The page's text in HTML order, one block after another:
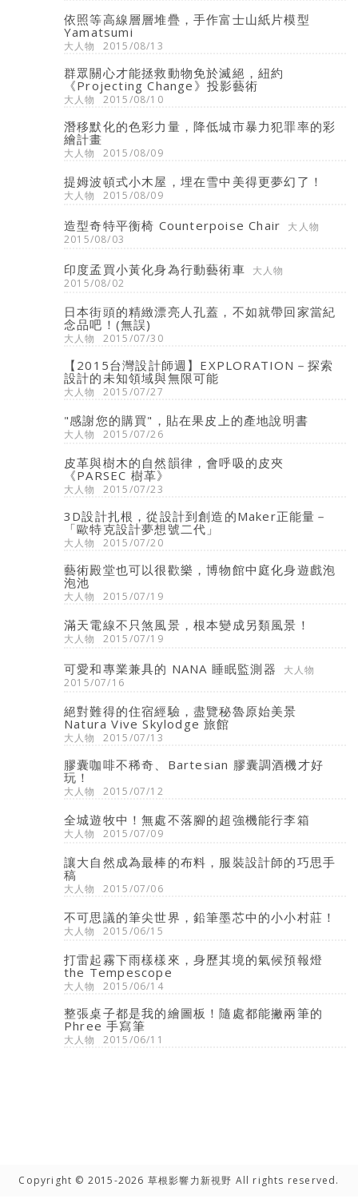
依照等高線層層堆疊，手作富士山紙片模型
Yamatsumi
大人物 2015/08/13
群眾關心才能拯救動物免於滅絕，紐約
《Projecting Change》投影藝術
大人物 2015/08/10
潛移默化的色彩力量，降低城市暴力犯罪率的彩
繪計畫
大人物 2015/08/09
提姆波頓式小木屋，埋在雪中美得更夢幻了！
大人物 2015/08/09
造型奇特平衡椅 Counterpoise Chair
大人物
2015/08/03
印度孟買小黃化身為行動藝術車
大人物
2015/08/02
日本街頭的精緻漂亮人孔蓋，不如就帶回家當紀
念品吧！(無誤)
大人物 2015/07/30
【2015台灣設計師週】EXPLORATION－探索
設計的未知領域與無限可能
大人物 2015/07/27
"感謝您的購買"，貼在果皮上的產地說明書
大人物 2015/07/26
皮革與樹木的自然韻律，會呼吸的皮夾
《PARSEC 樹革》
大人物 2015/07/23
3D設計扎根，從設計到創造的Maker正能量－
「歐特克設計夢想號二代」
大人物 2015/07/20
藝術殿堂也可以很歡樂，博物館中庭化身遊戲泡
泡池
大人物 2015/07/19
滿天電線不只煞風景，根本變成另類風景！
大人物 2015/07/19
可愛和專業兼具的 NANA 睡眠監測器
大人物
2015/07/16
絕對難得的住宿經驗，盡覽秘魯原始美景
Natura Vive Skylodge 旅館
大人物 2015/07/13
膠囊咖啡不稀奇、Bartesian 膠囊調酒機才好
玩！
大人物 2015/07/12
全城遊牧中！無處不落腳的超強機能行李箱
大人物 2015/07/09
讓大自然成為最棒的布料，服裝設計師的巧思手
稿
大人物 2015/07/06
不可思議的筆尖世界，鉛筆墨芯中的小小村莊！
大人物 2015/06/15
打雷起霧下雨樣樣來，身歷其境的氣候預報燈
the Tempescope
大人物 2015/06/14
整張桌子都是我的繪圖板！隨處都能撇兩筆的
Phree 手寫筆
大人物 2015/06/11
Copyright © 2015-2026 草根影響力新視野 All rights reserved.